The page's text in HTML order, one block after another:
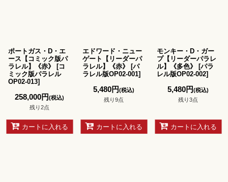
ポートガス・D・エ
ース【コミック版パ
ラレル】《赤》
[コ
ミック版パラレル
OP02-013]
258,000円(税込)
残り2点
カートに入れる
エドワード・ニュー
ゲート【リーダーパ
ラレル】《赤》
[パ
ラレル版OP02-001]
5,480円(税込)
残り9点
カートに入れる
モンキー・D・ガー
プ【リーダーパラレ
ル】《多色》
[パラ
レル版OP02-002]
5,480円(税込)
残り3点
カートに入れる